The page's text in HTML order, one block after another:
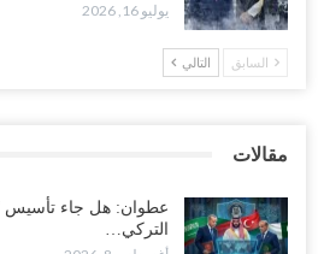
الضالع تدخل خط التصعيد.. إضراب عمالي
التفاف شعبي حوله..!
برحيل العليمي..!
يوليو 16, 2026
السابق التالي
مقالات
عطوان: هل جاء تأسيس
التركي…